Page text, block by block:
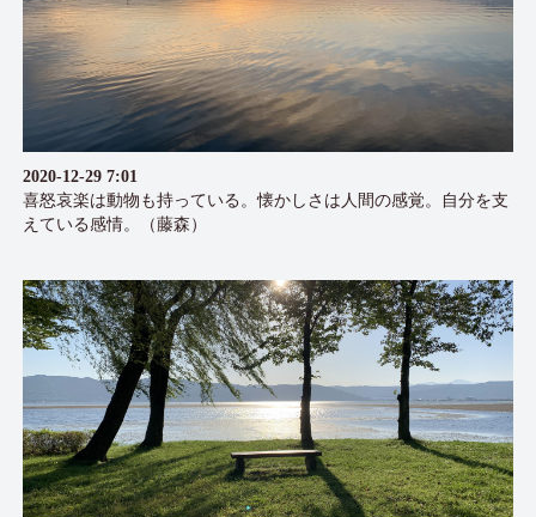
2020-12-29 7:01
喜怒哀楽は動物も持っている。懐かしさは人間の感覚。自分を支
えている感情。（藤森）